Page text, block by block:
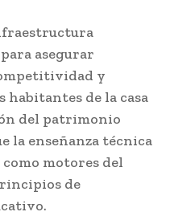
asegurar
y
de la casa
del patrimonio
la enseñanza técnica
motores del
de